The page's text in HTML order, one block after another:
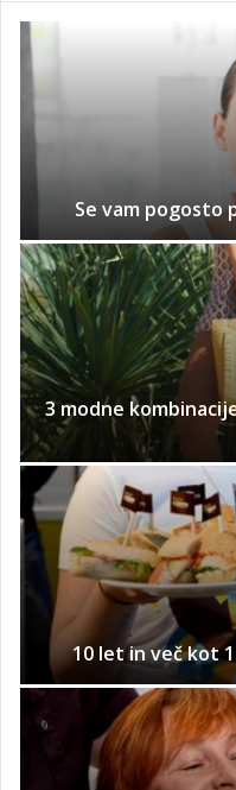
Se vam pogosto
3 modne
10 let in več kot